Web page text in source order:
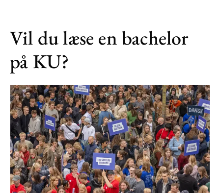
Vil du læse en bachelor
på KU?